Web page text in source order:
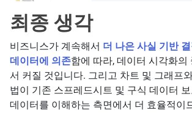
최종 생각
비즈니스가 계속해서 더 나은 사실 기반
데이터에 의존함에 따라, 데이터 시각화의
서 커질 것입니다. 그리고 차트 및 그래프
법이 기존 스프레드시트 및 구식 데이터
데이터를 이해하는 측면에서 더 효율적이